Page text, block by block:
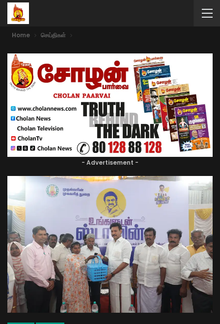
Home செய்திகள்
- Advertisement -